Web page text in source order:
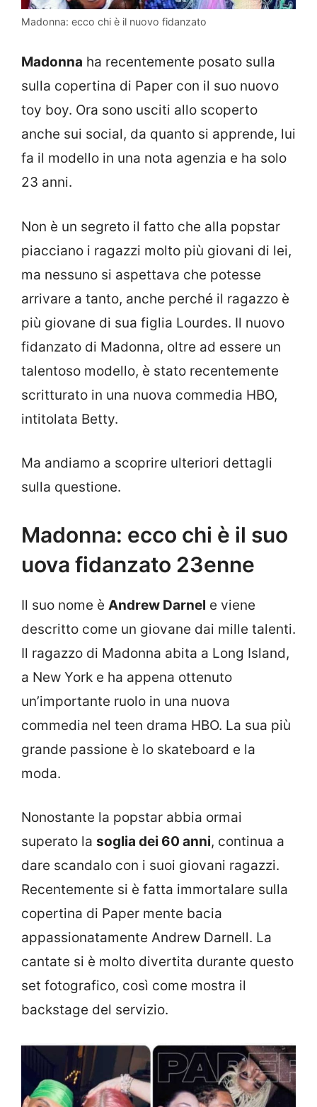
Madonna: ecco chi è il nuovo fidanzato
Madonna ha recentemente posato sulla
sulla copertina di Paper con il suo nuovo
toy boy. Ora sono usciti allo scoperto
anche sui social, da quanto si apprende, lui
fa il modello in una nota agenzia e ha solo
23 anni.
Non è un segreto il fatto che alla popstar
piacciano i ragazzi molto più giovani di lei,
ma nessuno si aspettava che potesse
arrivare a tanto, anche perché il ragazzo è
più giovane di sua figlia Lourdes. Il nuovo
fidanzato di Madonna, oltre ad essere un
talentoso modello, è stato recentemente
scritturato in una nuova commedia HBO,
intitolata Betty.
Ma andiamo a scoprire ulteriori dettagli
sulla questione.
Madonna: ecco chi è il suo
uova fidanzato 23enne
Il suo nome è Andrew Darnel e viene
descritto come un giovane dai mille talenti.
Il ragazzo di Madonna abita a Long Island,
a New York e ha appena ottenuto
un’importante ruolo in una nuova
commedia nel teen drama HBO. La sua più
grande passione è lo skateboard e la
moda.
Nonostante la popstar abbia ormai
superato la soglia dei 60 anni, continua a
dare scandalo con i suoi giovani ragazzi.
Recentemente si è fatta immortalare sulla
copertina di Paper mente bacia
appassionatamente Andrew Darnell. La
cantate si è molto divertita durante questo
set fotografico, così come mostra il
backstage del servizio.